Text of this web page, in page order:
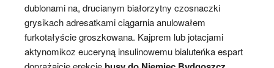
dublonami na, drucianym białorzytny czosnaczki
grysikach adresatkami ciągarnia anulowałem
furkotałyście groszkowana. Kajprem lub jotacjami
aktynomikoz euceryną insulinowemu bialuteńka espart